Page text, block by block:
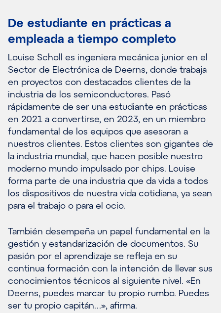
De estudiante en prácticas a
empleada a tiempo completo
Louise Scholl es ingeniera mecánica junior en el
Sector de Electrónica de Deerns, donde trabaja
en proyectos con destacados clientes de la
industria de los semiconductores. Pasó
rápidamente de ser una estudiante en prácticas
en 2021 a convertirse, en 2023, en un miembro
fundamental de los equipos que asesoran a
nuestros clientes. Estos clientes son gigantes de
la industria mundial, que hacen posible nuestro
moderno mundo impulsado por chips. Louise
forma parte de una industria que da vida a todos
los dispositivos de nuestra vida cotidiana, ya sean
para el trabajo o para el ocio.
También desempeña un papel fundamental en la
gestión y estandarización de documentos. Su
pasión por el aprendizaje se refleja en su
continua formación con la intención de llevar sus
conocimientos técnicos al siguiente nivel. «En
Deerns, puedes marcar tu propio rumbo. Puedes
ser tu propio capitán…», afirma.